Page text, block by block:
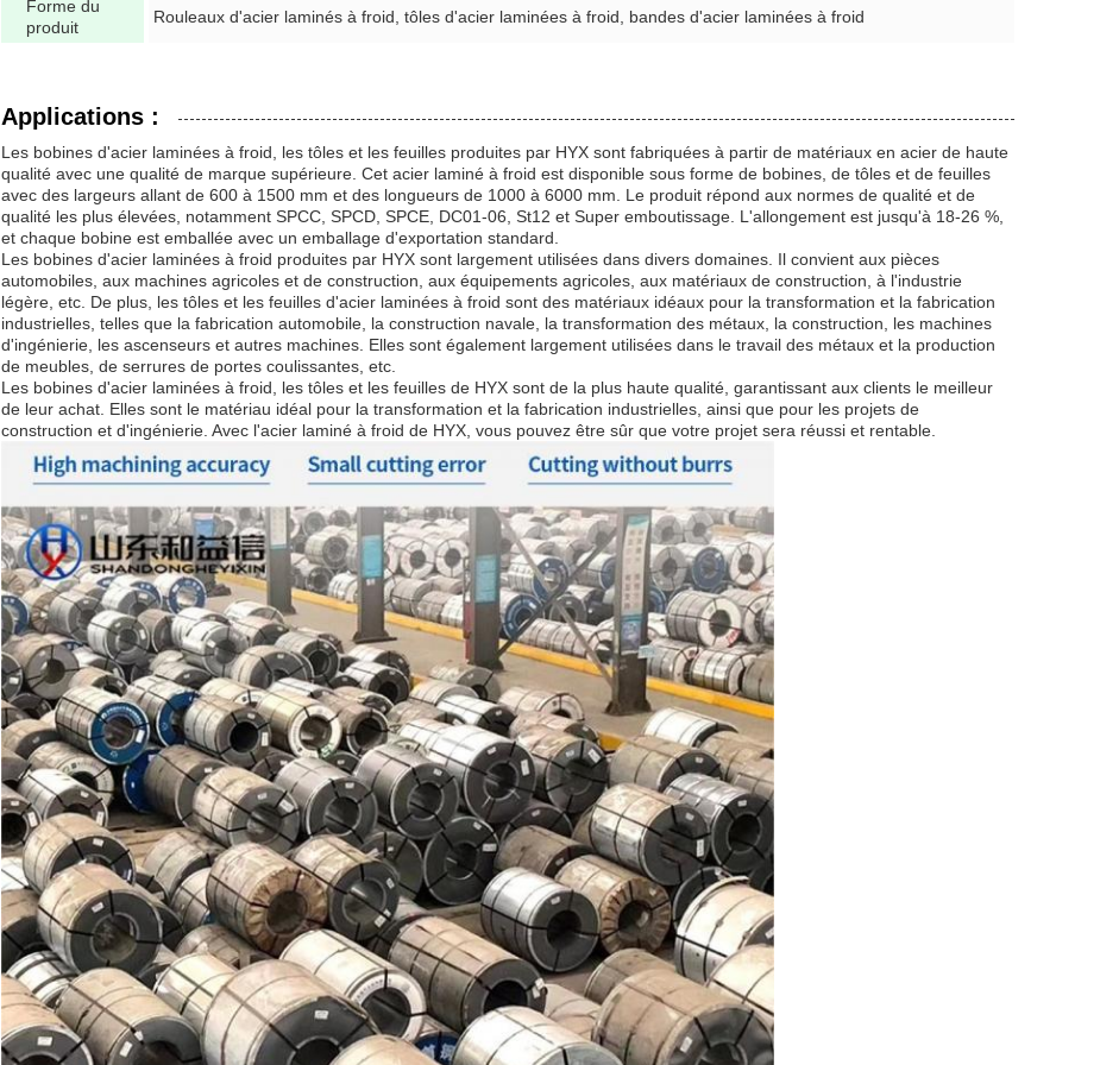
Forme du
produit
Rouleaux d'acier laminés à froid, tôles d'acier laminées à froid, bandes d'acier laminées à froid
Applications :
Les bobines d'acier laminées à froid, les tôles et les feuilles produites par HYX sont fabriquées à partir de matériaux en acier de haute
qualité avec une qualité de marque supérieure. Cet acier laminé à froid est disponible sous forme de bobines, de tôles et de feuilles
avec des largeurs allant de 600 à 1500 mm et des longueurs de 1000 à 6000 mm. Le produit répond aux normes de qualité et de
qualité les plus élevées, notamment SPCC, SPCD, SPCE, DC01-06, St12 et Super emboutissage. L'allongement est jusqu'à 18-26 %,
et chaque bobine est emballée avec un emballage d'exportation standard.
Les bobines d'acier laminées à froid produites par HYX sont largement utilisées dans divers domaines. Il convient aux pièces
automobiles, aux machines agricoles et de construction, aux équipements agricoles, aux matériaux de construction, à l'industrie
légère, etc. De plus, les tôles et les feuilles d'acier laminées à froid sont des matériaux idéaux pour la transformation et la fabrication
industrielles, telles que la fabrication automobile, la construction navale, la transformation des métaux, la construction, les machines
d'ingénierie, les ascenseurs et autres machines. Elles sont également largement utilisées dans le travail des métaux et la production
de meubles, de serrures de portes coulissantes, etc.
Les bobines d'acier laminées à froid, les tôles et les feuilles de HYX sont de la plus haute qualité, garantissant aux clients le meilleur
de leur achat. Elles sont le matériau idéal pour la transformation et la fabrication industrielles, ainsi que pour les projets de
construction et d'ingénierie. Avec l'acier laminé à froid de HYX, vous pouvez être sûr que votre projet sera réussi et rentable.